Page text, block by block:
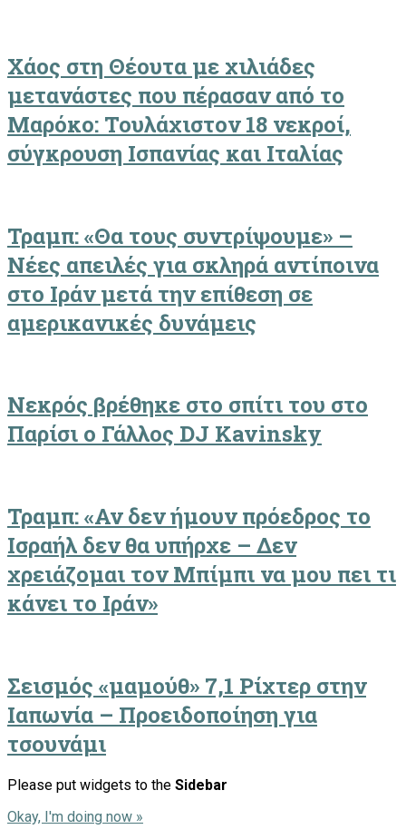
Χάος στη Θέουτα με χιλιάδες
μετανάστες που πέρασαν από το
Μαρόκο: Τουλάχιστον 18 νεκροί,
σύγκρουση Ισπανίας και Ιταλίας
Τραμπ: «Θα τους συντρίψουμε» –
Νέες απειλές για σκληρά αντίποινα
στο Ιράν μετά την επίθεση σε
αμερικανικές δυνάμεις
Νεκρός βρέθηκε στο σπίτι του στο
Παρίσι ο Γάλλος DJ Kavinsky
Τραμπ: «Αν δεν ήμουν πρόεδρος το
Ισραήλ δεν θα υπήρχε – Δεν
χρειάζομαι τον Μπίμπι να μου πει τι
κάνει το Ιράν»
Σεισμός «μαμούθ» 7,1 Ρίχτερ στην
Ιαπωνία – Προειδοποίηση για
τσουνάμι
Please put widgets to the Sidebar
Okay, I'm doing now »